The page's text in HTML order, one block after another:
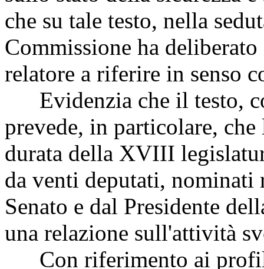
che su tale testo, nella
Commissione ha
relatore a riferire in senso
Evidenzia che il testo,
prevede, in particolare,
durata della XVIII
da venti deputati, nominati
Senato e dal Presidente
una relazione sull'attività
Con riferimento ai profili